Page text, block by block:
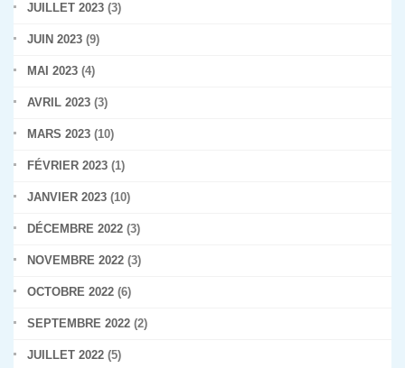
JUILLET 2023 (3)
JUIN 2023 (9)
MAI 2023 (4)
AVRIL 2023 (3)
MARS 2023 (10)
FÉVRIER 2023 (1)
JANVIER 2023 (10)
DÉCEMBRE 2022 (3)
NOVEMBRE 2022 (3)
OCTOBRE 2022 (6)
SEPTEMBRE 2022 (2)
JUILLET 2022 (5)